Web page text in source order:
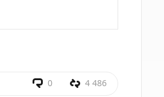
0 4 486